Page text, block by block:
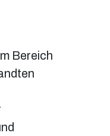
Bereich